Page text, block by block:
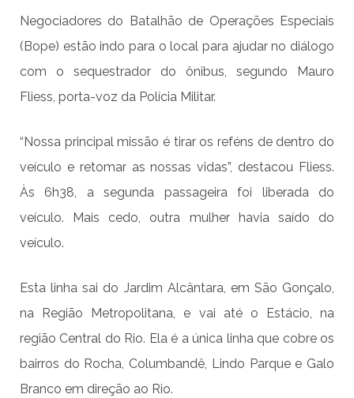
Negociadores do Batalhão de Operações Especiais
(Bope) estão indo para o local para ajudar no diálogo
com o sequestrador do ônibus, segundo Mauro
Fliess, porta-voz da Polícia Militar.
“Nossa principal missão é tirar os reféns de dentro do
veículo e retomar as nossas vidas”, destacou Fliess.
Às 6h38, a segunda passageira foi liberada do
veículo. Mais cedo, outra mulher havia saído do
veículo.
Esta linha sai do Jardim Alcântara, em São Gonçalo,
na Região Metropolitana, e vai até o Estácio, na
região Central do Rio. Ela é a única linha que cobre os
bairros do Rocha, Columbandê, Lindo Parque e Galo
Branco em direção ao Rio.